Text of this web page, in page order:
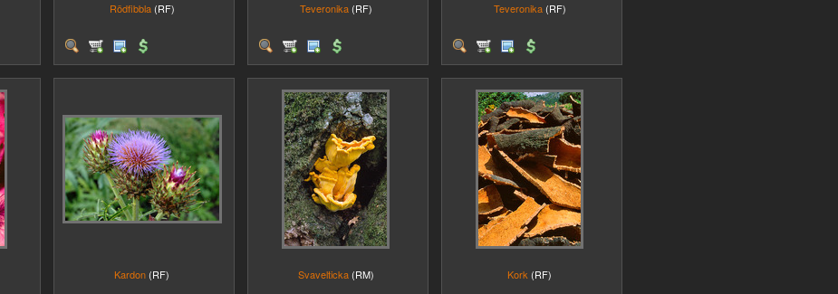
Rödfibbla (RF) Teveronika (RF) Teveronika (RF)
Kardon (RF) Svavelticka (RM) Kork (RF)